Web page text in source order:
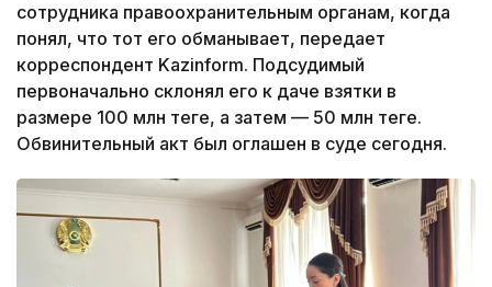
сотрудника правоохранительным органам, когда
понял, что тот его обманывает, передает
корреспондент Kazinform. Подсудимый
первоначально склонял его к даче взятки в
размере 100 млн теңге, а затем — 50 млн теңге.
Обвинительный акт был оглашен в суде сегодня.